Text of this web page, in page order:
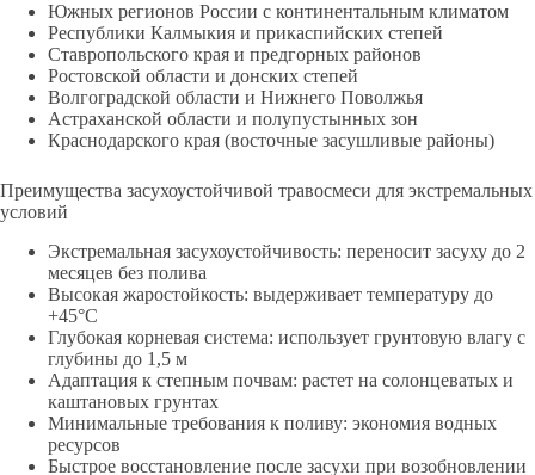
Южных регионов России с континентальным климатом
Республики Калмыкия и прикаспийских степей
Ставропольского края и предгорных районов
Ростовской области и донских степей
Волгоградской области и Нижнего Поволжья
Астраханской области и полупустынных зон
Краснодарского края (восточные засушливые районы)
Преимущества засухоустойчивой травосмеси для экстремальных
условий
Экстремальная засухоустойчивость: переносит засуху до 2
месяцев без полива
Высокая жаростойкость: выдерживает температуру до
+45°С
Глубокая корневая система: использует грунтовую влагу с
глубины до 1,5 м
Адаптация к степным почвам: растет на солонцеватых и
каштановых грунтах
Минимальные требования к поливу: экономия водных
ресурсов
Быстрое восстановление после засухи при возобновлении